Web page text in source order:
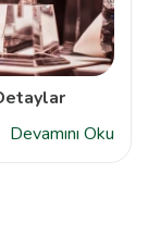
Devamını Oku